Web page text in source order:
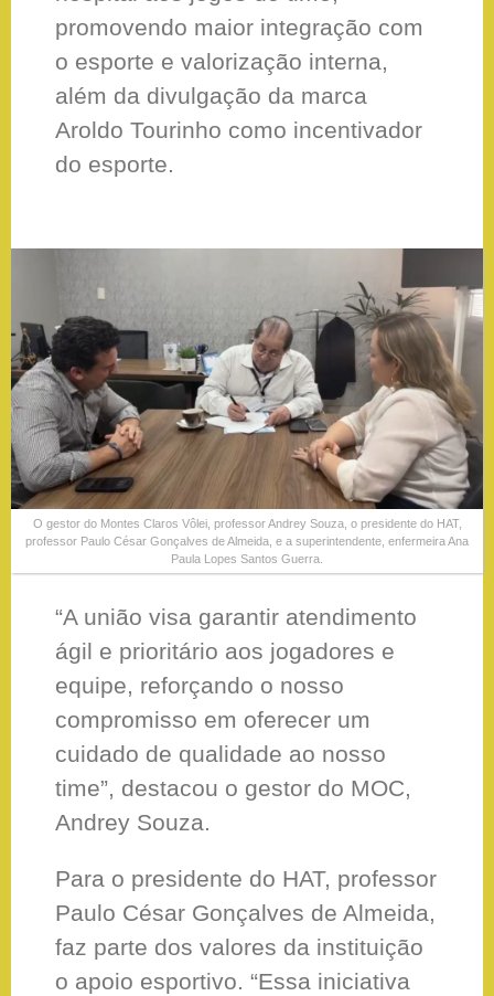
promovendo maior integração com
o esporte e valorização interna,
além da divulgação da marca
Aroldo Tourinho como incentivador
do esporte.
O gestor do Montes Claros Vôlei, professor Andrey Souza, o presidente do HAT,
professor Paulo César Gonçalves de Almeida, e a superintendente, enfermeira Ana
Paula Lopes Santos Guerra.
“A união visa garantir atendimento
ágil e prioritário aos jogadores e
equipe, reforçando o nosso
compromisso em oferecer um
cuidado de qualidade ao nosso
time”, destacou o gestor do MOC,
Andrey Souza.
Para o presidente do HAT, professor
Paulo César Gonçalves de Almeida,
faz parte dos valores da instituição
o apoio esportivo. “Essa iniciativa